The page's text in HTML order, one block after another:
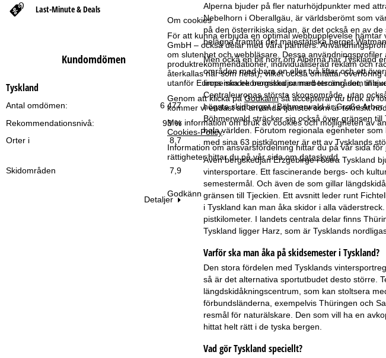
Om cookies
För att kunna erbjuda en optimal webbupplevelse
GmbH – också delar med våra partners.
om slutenhet och webbläsare. Dessa
produktrekommendationer, individualiserad reklam och
återkallas när som helst), vilket också omfattar
utanför Europeiska ekonomiska samarbetsområdet, till
Genom att klicka påGodkännså accepterar du bruk av
kommer vi endast att använda tjänster som är tekniskt
Mer information om bruk av cookies och möjligheten av
Cookies-Policy.
Information om ansvarsfördelning hittar du på vår sida för
rättigheter hittar du på vår sida omdataskydd.
Godkänn
Last-Minute & Deals
Kundomdömen
Tyskland
6 477
Antal omdömen:
93 %
Rekommendationsnivå:
Orter i
8,7
Skidområden 7,9
Detaljer
i
d
a
Alperna bjuder på fler naturhöjdpunkter med
Nebelhorn i Oberallgäu, är världsberömt som
på den österrikiska sidan, är det också en av
belägna framför det majestätiska berget
Men ockå en bit norr om Alperna har Tyskland
områden med bara en eller två liftar och ett
finns mindre bergskedjor med terräng som
Centraleuropas största skogsområde, utan
högsta skidberget i Böhmerwald är Große
Böhmerwald sträcker sig också över gränsen
hela världen. Förutom regionala egenheter
med sina 63 pistkilometer är ett av Tysklands
Även bergskedjan Erzgebirge i östra Tyskland
vintersportare. Ett fascinerande bergs- och
semestermål. Och även de som gillar
gränsen till Tjeckien. Ett avsnitt leder runt
i Tyskland kan man åka skidor i alla
pistkilometer. I landets centrala delar finns
Tyskland ligger Harz, som är Tysklands
Varför ska man åka på skidsemester i Tyskland?
Den stora fördelen med Tysklands
så är det alternativa sportutbudet desto större.
längdskidåkningscentrum, som kan stoltsera
förbundsländerna, exempelvis Thüringen och
resmål för naturälskare. Den som vill ha en
hittat helt rätt i de tyska bergen.
Vad gör Tyskland speciellt?